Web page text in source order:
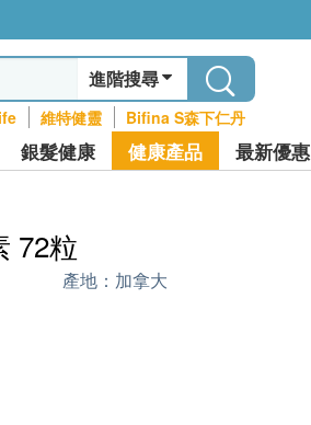
進階搜尋
維特健靈 Bifina S森下仁丹
銀髮健康 健康產品 最新優惠
72粒
產地： 加拿大